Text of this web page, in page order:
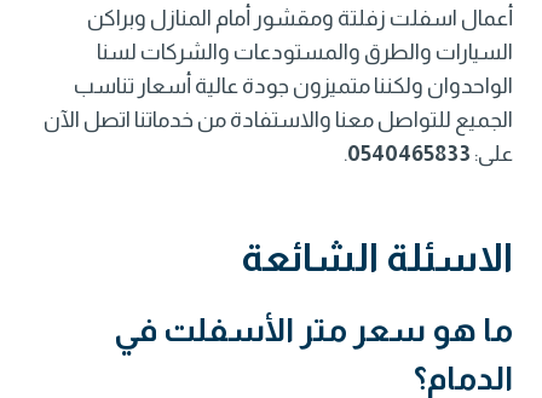
أعمال اسفلت زفلتة ومقشور أمام المنازل وبراكن
السيارات والطرق والمستودعات والشركات لسنا
الواحدوان ولكننا متميزون جودة عالية أسعار تناسب
الجميع للتواصل معنا والاستفادة من خدماتنا اتصل الآن
على: 0540465833
.
الاسئلة الشائعة
ما هو سعر متر الأسفلت في
الدمام؟